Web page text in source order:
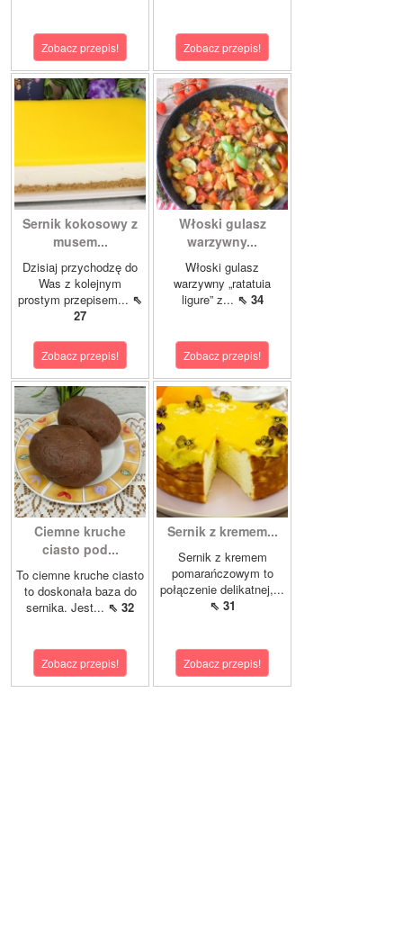
Zobacz przepis! Zobacz przepis!
Sernik kokosowy z
musem...
Dzisiaj przychodzę do
Was z kolejnym
prostym przepisem... ⇖
27
Zobacz przepis!
Włoski gulasz
warzywny...
Włoski gulasz
warzywny „ratatuia
ligure” z... ⇖ 34
Zobacz przepis!
Ciemne kruche
ciasto pod...
To ciemne kruche ciasto
to doskonała baza do
sernika. Jest... ⇖ 32
Zobacz przepis!
Sernik z kremem...
Sernik z kremem
pomarańczowym to
połączenie delikatnej,...
⇖ 31
Zobacz przepis!